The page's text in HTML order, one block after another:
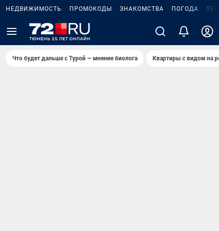
НЕДВИЖИМОСТЬ ПРОМОКОДЫ ЗНАКОМСТВА ПОГОДА
Что будет дальше с Турой — мнение биолога Квартиры с видом на